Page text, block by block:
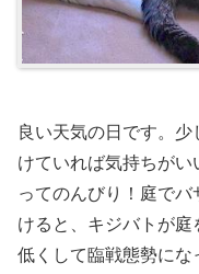
良い天気の日です。
けていれば気持ちが
ってのんびり！庭で
けると、キジバトが
低くして臨戦態勢に